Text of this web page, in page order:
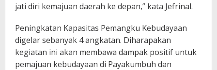
jati diri kemajuan daerah ke depan,” kata Jefrinal.
Peningkatan Kapasitas Pemangku Kebudayaan
digelar sebanyak 4 angkatan. Diharapakan
kegiatan ini akan membawa dampak positif untuk
pemajuan kebudayaan di Payakumbuh dan